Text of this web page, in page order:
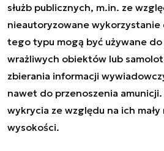
służb publicznych, m.in. ze
nieautoryzowane wykorzystanie
tego typu mogą być używane do
wrażliwych obiektów lub
zbierania informacji
nawet do przenoszenia
wykrycia ze względu na ich
wysokości.